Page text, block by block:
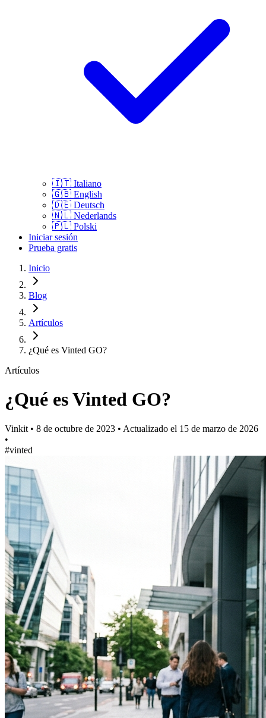
🇮🇹 Italiano
🇬🇧 English
🇩🇪 Deutsch
🇳🇱 Nederlands
🇵🇱 Polski
Iniciar sesión
Prueba gratis
Inicio
Blog
Artículos
¿Qué es Vinted GO?
Artículos
¿Qué es Vinted GO?
Vinkit • 8 de octubre de 2023 • Actualizado el 15 de marzo de 2026
•
#vinted